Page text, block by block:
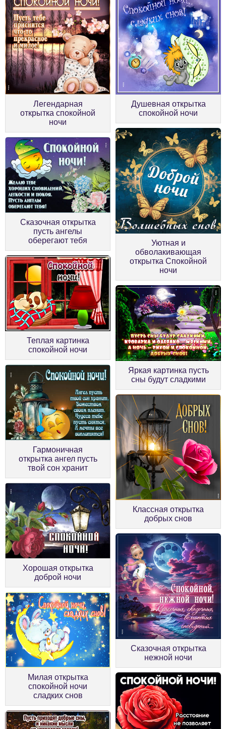
Легендарная
открытка спокойной
ночи
Душевная открытка
спокойной ночи
Сказочная открытка
пусть ангелы
оберегают тебя
Уютная и
обволакивающая
открытка Спокойной
ночи
Теплая картинка
спокойной ночи
Яркая картинка пусть
сны будут сладкими
Гармоничная
открытка ангел пусть
твой сон хранит
Классная открытка
добрых снов
Хорошая открытка
доброй ночи
Сказочная открытка
нежной ночи
Милая открытка
спокойной ночи
сладких снов